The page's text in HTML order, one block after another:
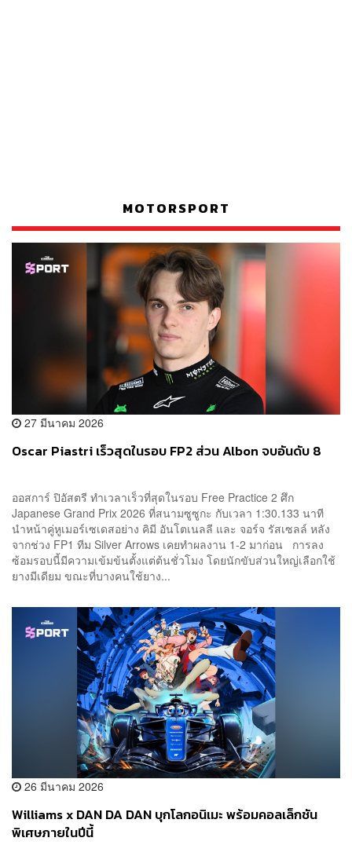
MOTORSPORT
27 มีนาคม 2026
Oscar Piastri เร็วสุดในรอบ FP2 ส่วน Albon จบอันดับ 8
ออสการ์ ปิอัสตรี ทำเวลาเร็วที่สุดในรอบ Free Practice 2 ศึก
Japanese Grand Prix 2026 ที่สนามซูซูกะ กับเวลา 1:30.133 นาที
นำหน้าคู่หูเมอร์เซเดสอย่าง คิมี อันโตเนลลี และ จอร์จ รัสเซลล์ หลัง
จากช่วง FP1 ทีม Silver Arrows เคยทำผลงาน 1-2 มาก่อน การลง
ซ้อมรอบนี้มีความเข้มข้นตั้งแต่ต้นชั่วโมง โดยนักขับส่วนใหญ่เลือกใช้
ยางมีเดียม ขณะที่บางคนใช้ยาง...
26 มีนาคม 2026
Williams x DAN DA DAN บุกโลกอนิเมะ พร้อมคอลเล็กชัน
พิเศษภายในปีนี้